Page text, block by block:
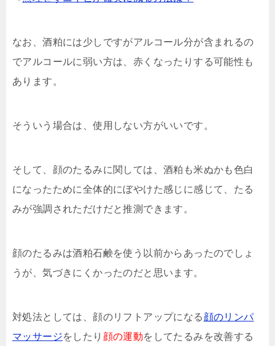
なお、酒粕には少しですがアルコール分が含まれるの
でアルコールに弱い方は、赤くなったりする可能性も
あります。
そういう場合は、使用しない方がいいです。
そして、顔のたるみに関しては、酒粕も米ぬかも色白
になったために全体的にぼやけた感じに感じて、たる
みが強調されただけだと推測できます。
顔のたるみは酒粕石鹸を使う以前からあったのでしょ
うが、気づきにくかったのだと思います。
対処法としては、顔のリフトアップになる 顔のリンパ
マッサージをしたり 顔の運動をしてたるみを改善する